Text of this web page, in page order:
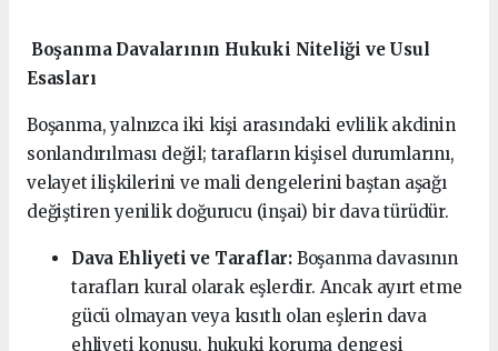
Boşanma Davalarının Hukuki Niteliği ve Usul
Esasları
Boşanma, yalnızca iki kişi arasındaki evlilik akdinin
sonlandırılması değil; tarafların kişisel durumlarını,
velayet ilişkilerini ve mali dengelerini baştan aşağı
değiştiren yenilik doğurucu (inşai) bir dava türüdür.
Dava Ehliyeti ve Taraflar: Boşanma davasının
tarafları kural olarak eşlerdir. Ancak ayırt etme
gücü olmayan veya kısıtlı olan eşlerin dava
ehliyeti konusu, hukuki koruma dengesi